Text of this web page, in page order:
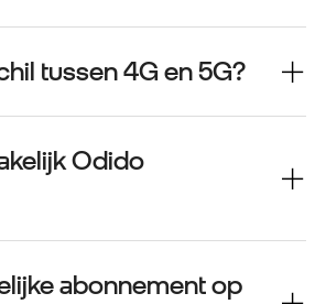
tussen 4G en 5G?
Odido
abonnement op